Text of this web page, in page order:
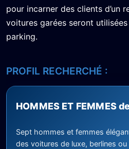
pour incarner des clients d’un
voitures garées seront
parking.
PROFIL RECHERCHÉ :
HOMMES ET FEMMES
Sept hommes et femmes
des voitures de luxe, berlines